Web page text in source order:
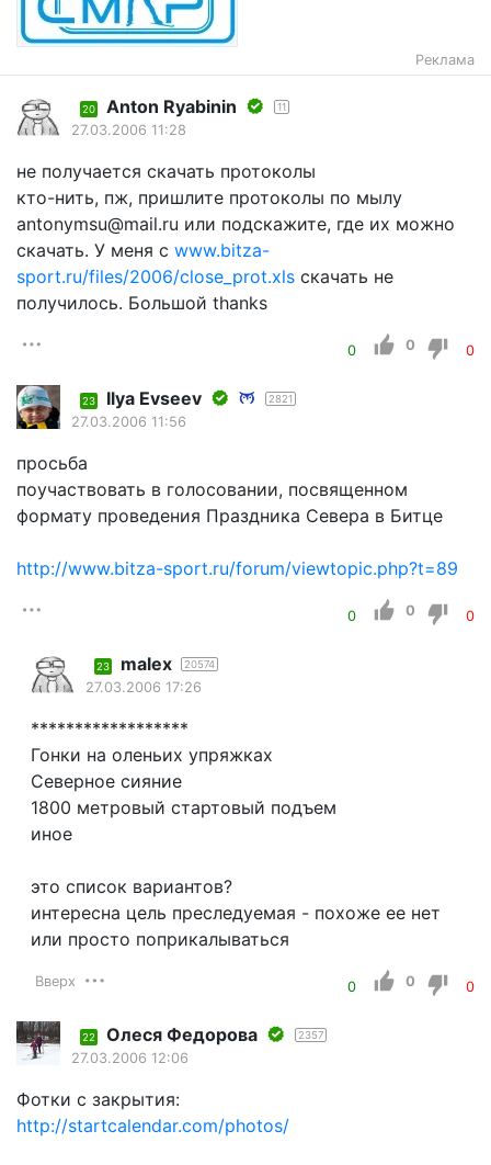
Реклама
20 Anton Ryabinin 11
27.03.2006 11:28
не получается скачать протоколы
кто-нить, пж, пришлите протоколы по мылу
antonymsu@mail.ru или подскажите, где их можно
скачать. У меня с www.bitza-
sport.ru/files/2006/close_prot.xls скачать не
получилось. Большой thanks
0 0 0
23 Ilyа Еvsееv 2821
27.03.2006 11:56
просьба
поучаствовать в голосовании, посвященном
формату проведения Праздника Севера в Битце
http://www.bitza-sport.ru/forum/viewtopic.php?t=89
0 0 0
23 malex 20574
27.03.2006 17:26
******************
Гонки на оленьих упряжках
Северное сияние
1800 метровый стартовый подъем
иное
это список вариантов?
интересна цель преследуемая - похоже ее нет
или просто поприкалываться
Вверх 0 0 0
22 Олеся Федорова 2357
27.03.2006 12:06
Фотки с закрытия:
http://startcalendar.com/photos/